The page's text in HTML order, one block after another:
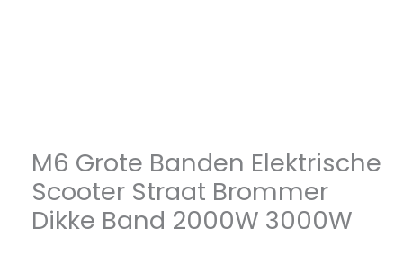
M6 Grote Banden Elektrische
Scooter Straat Brommer
Dikke Band 2000W 3000W